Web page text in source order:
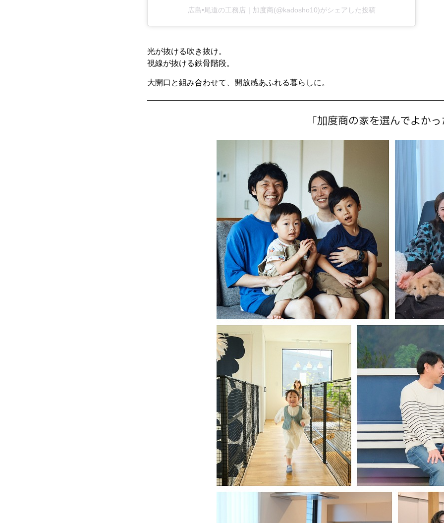
広島•尾道の工務店｜加度商(@kadosho10)がシェアした投稿
光が抜ける吹き抜け。
視線が抜ける鉄骨階段。
大開口と組み合わせて、開放感あふれる暮らしに。
「加度商の家を選んでよか